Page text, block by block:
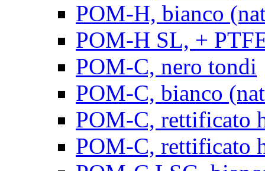
POM-H, bianco
POM-H SL, +
POM-C, nero tondi
POM-C, bianco
POM-C, rettificato
POM-C, rettificato